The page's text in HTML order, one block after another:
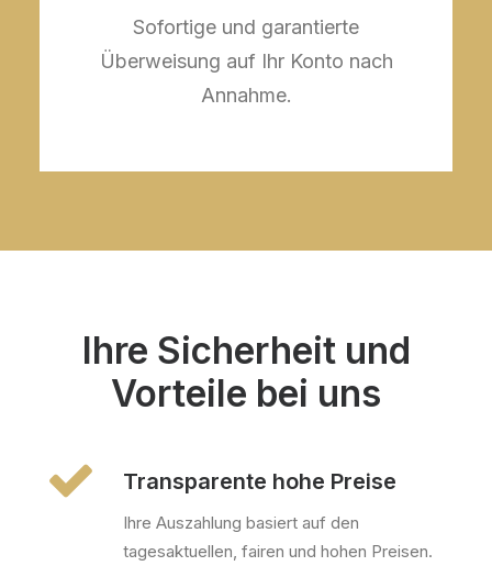
Sofortige und garantierte
Überweisung auf Ihr Konto nach
Annahme.
Ihre Sicherheit und
Vorteile bei uns
Transparente hohe Preise
Ihre Auszahlung basiert auf den
tagesaktuellen, fairen und hohen Preisen.